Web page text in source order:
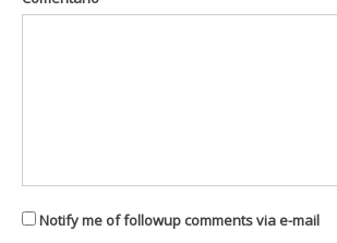
Notify me of followup comments via e-mail